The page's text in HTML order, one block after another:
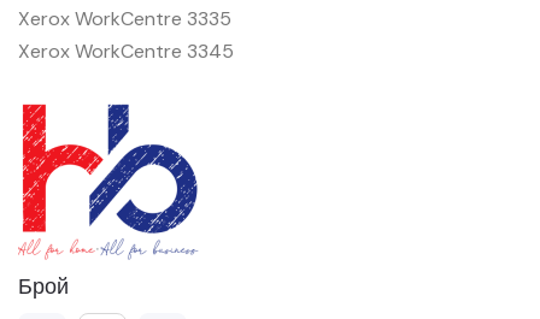
Xerox WorkCentre 3335
Xerox WorkCentre 3345
Брой